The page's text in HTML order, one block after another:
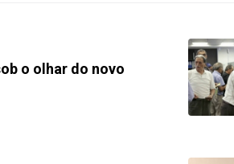
o olhar do novo